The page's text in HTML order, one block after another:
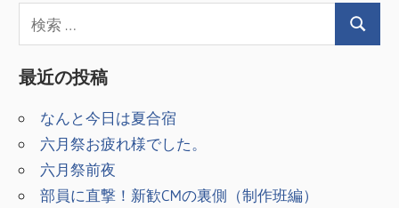
ビ
ゲ
ー
シ
ョ
ン
最近の投稿
なんと今日は夏合宿
六月祭お疲れ様でした。
六月祭前夜
部員に直撃！新歓CMの裏側（制作班編）